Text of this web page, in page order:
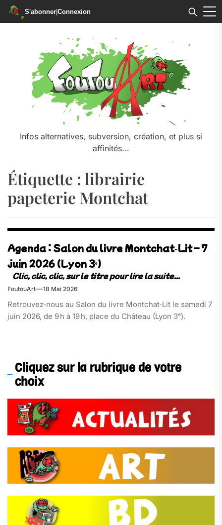
S'abonner|Connexion
Infos alternatives, subversion, création, et plus si
affinités...
Étiquette : librairie
papeterie Montchat
Agenda : Salon du livre Montchat‑Lit – 7
juin 2026 (Lyon 3ᵉ)
FoutouArt 18 Mai 2026
Retrouvez‑nous au Salon du livre Montchat‑Lit le samedi 7
juin 2026, de 9 h à 19 h, place du Château (Lyon 3ᵉ).
Cliquez sur la rubrique de votre
choix